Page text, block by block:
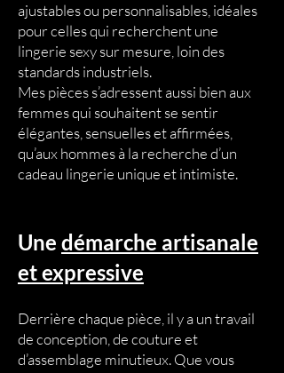
ajustables ou personnalisables, idéales
pour celles qui recherchent une
lingerie sexy sur mesure, loin des
standards industriels.
Mes pièces s’adressent aussi bien aux
femmes qui souhaitent se sentir
élégantes, sensuelles et affirmées,
qu’aux hommes à la recherche d’un
cadeau lingerie unique et intimiste.
Une démarche artisanale
et expressive
Derrière chaque pièce, il y a un travail
de conception, de couture et
d’assemblage minutieux. Que vous